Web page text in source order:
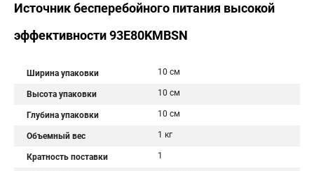
Источник бесперебойного питания высокой
эффективности 93E80KMBSN
Ширина упаковки 10 см
Высота упаковки 10 см
Глубина упаковки 10 см
Объемный вес 1 кг
Кратность поставки 1